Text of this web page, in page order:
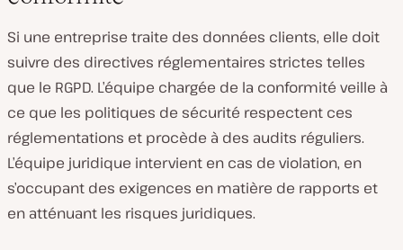
Si une entreprise traite des données clients, elle doit
suivre des directives réglementaires strictes telles
que le RGPD. L’équipe chargée de la conformité veille à
ce que les politiques de sécurité respectent ces
réglementations et procède à des audits réguliers.
L’équipe juridique intervient en cas de violation, en
s’occupant des exigences en matière de rapports et
en atténuant les risques juridiques.